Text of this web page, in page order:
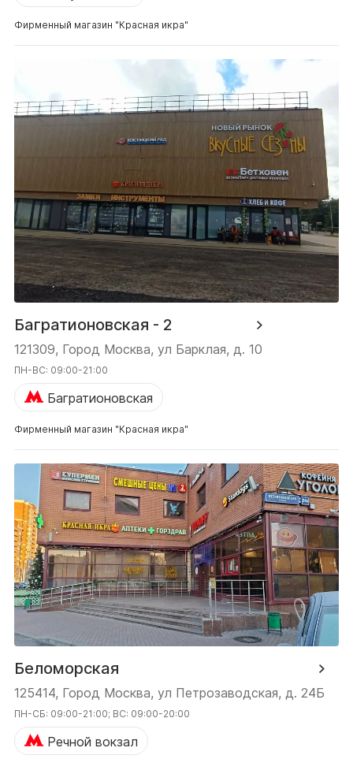
Фирменный магазин "Красная икра"
Багратионовская - 2
121309, Город Москва, ул Барклая, д. 10
ПН-ВС: 09:00-21:00
Багратионовская
Фирменный магазин "Красная икра"
Беломорская
125414, Город Москва, ул Петрозаводская, д. 24Б
ПН-СБ: 09:00-21:00; ВС: 09:00-20:00
Речной вокзал